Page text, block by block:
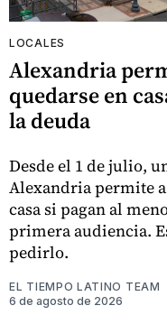
LOCALES
Alexandria
quedarse en
la deuda
Desde el 1 de julio,
Alexandria permite
casa si pagan al
primera audiencia.
pedirlo.
EL TIEMPO LATINO TEAM
6 de agosto de 2026